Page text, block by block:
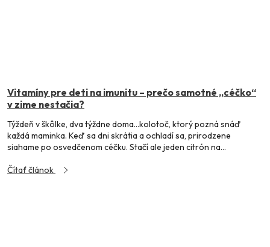
Vitamíny pre deti na imunitu – prečo samotné „céčko“
v zime nestačia?
Týždeň v škôlke, dva týždne doma…kolotoč, ktorý pozná snáď
každá maminka. Keď sa dni skrátia a ochladí sa, prirodzene
siahame po osvedčenom céčku. Stačí ale jeden citrón na...
Čítať článok